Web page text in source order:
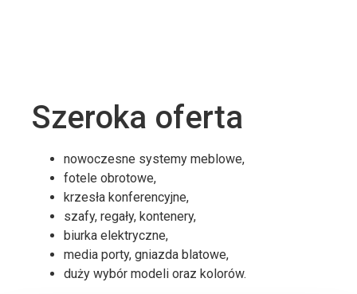
Szeroka oferta
nowoczesne systemy meblowe,
fotele obrotowe,
krzesła konferencyjne,
szafy, regały, kontenery,
biurka elektryczne,
media porty, gniazda blatowe,
duży wybór modeli oraz kolorów.